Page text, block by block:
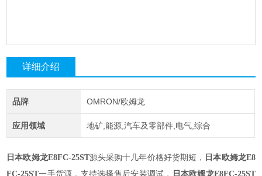
详细介绍
品牌 OMRON/欧姆龙
应用领域 地矿,能源,汽车及零部件,电气,综合
日本欧姆龙E8FC-25ST源头采购十几年价格好货期短， 日本欧姆龙E8
FC-25ST一手货源，支持选择售后安装调试， 日本欧姆龙E8FC-25ST